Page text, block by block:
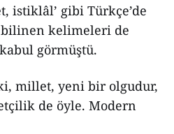
istiklâl’ gibi Türkçe’de
bilinen kelimeleri de
görmüştü.
millet, yeni bir olgudur,
de öyle. Modern